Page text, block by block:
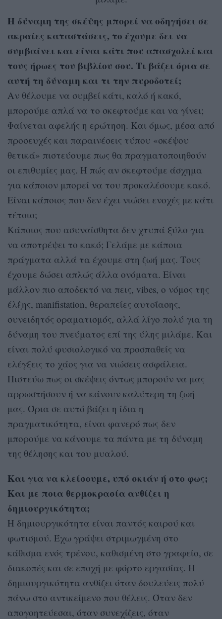
Η δύναμη της σκέψης μπορεί να οδηγήσει σε
ακραίες καταστάσεις, το έχουμε δει να
συμβαίνει και είναι κάτι που απασχολεί και
τους ήρωες του βιβλίου σου. Τι βάζει όρια σε
αυτή τη δύναμη και τι την πυροδοτεί;
Αν θέλουμε να συμβεί κάτι, καλό ή κακό,
μπορούμε απλά να το σκεφτούμε και να γίνει;
Φαίνεται αφελής η ερώτηση. Και όμως, μέσα από
προσευχές και παραινέσεις τύπου «σκέψου
θετικά» πιστεύουμε πως θα πραγματοποιηθούν
οι επιθυμίες μας. Ή πώς αν σκεφτούμε άσχημα
για κάποιον μπορεί να του προκαλέσουμε κακό.
Είναι κάποιος που δεν έχει νιώσει ενοχές με κάτι
τέτοιο;
Κάποιος που ασυναίσθητα δεν χτυπά ξύλο για
να αποτρέψει το κακό; Γελάμε με κάποια
πράγματα αλλά τα έχουμε στη ζωή μας. Τους
έχουμε δώσει απλώς άλλα ονόματα. Είναι
μάλλον πιο αποδεκτό να πεις, vibes, ο νόμος της
έλξης, manifistation, θεραπείες αυτοΐασης,
συνειδητός οραματισμός, αλλά λίγο πολύ για τη
δύναμη του πνεύματος επί της ύλης μιλάμε. Και
είναι πολύ φυσιολογικό να προσπαθείς να
ελέγξεις το χάος για να νιώσεις ασφάλεια.
Πιστεύω πως οι σκέψεις όντως μπορούν να μας
αρρωστήσουν ή να κάνουν καλύτερη τη ζωή
μας. Όρια σε αυτό βάζει η ίδια η
πραγματικότητα, είναι φανερό πως δεν
μπορούμε να κάνουμε τα πάντα με τη δύναμη
της θέλησης και του μυαλού.
Και για να κλείσουμε, υπό σκιάν ή στο φως;
Και με ποια θερμοκρασία ανθίζει η
δημιουργικότητα;
Η δημιουργικότητα είναι παντός καιρού και
φωτισμού. Έχω γράψει στριμωγμένη στο
κάθισμα ενός τρένου, καθισμένη στο γραφείο, σε
διακοπές και σε εποχή με φόρτο εργασίας. Η
δημιουργικότητα ανθίζει όταν δουλεύεις πολύ
πάνω στο αντικείμενο που θέλεις. Όταν δεν
απογοητεύεσαι, όταν συνεχίζεις, όταν